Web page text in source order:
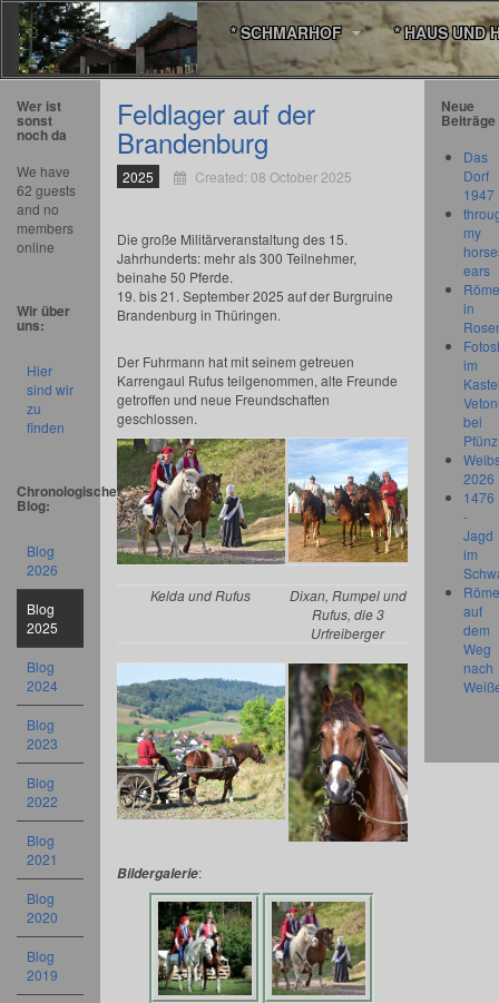
* SCHMARHOF * HAUS UND
Feldlager auf der
Brandenburg
2025 Created: 08 October 2025
Die große Militärveranstaltung des 15.
Jahrhunderts: mehr als 300 Teilnehmer,
beinahe 50 Pferde.
19. bis 21. September 2025 auf der Burgruine
Brandenburg in Thüringen.
Der Fuhrmann hat mit seinem getreuen
Karrengaul Rufus teilgenommen, alte Freunde
getroffen und neue Freundschaften
geschlossen.
Kelda und Rufus
Dixan, Rumpel und
Rufus, die 3
Urfreiberger
Bildergalerie:
Wer ist
sonst
noch da
We have
62 guests
and no
members
online
Wir über
uns:
Hier
sind wir
zu
finden
Chronologischer
Blog:
Blog
2026
Blog
2025
Blog
2024
Blog
2023
Blog
2022
Blog
2021
Blog
2020
Blog
2019
Neue
Beiträge
Das
Dorf
1947
my
ears
in
im
bei
Pfünz
2026
1476
-
Jagd
im
auf
dem
Weg
nach